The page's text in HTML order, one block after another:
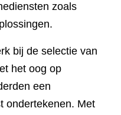
zoals
bij de selectie van
het oog op
een
ondertekenen. Met